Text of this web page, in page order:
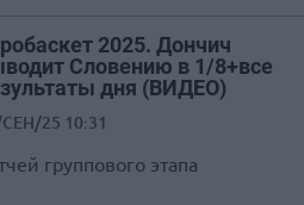
2025. Дончич
Словению в 1/8+все
дня (ВИДЕО)
25 10:31
группового этапа